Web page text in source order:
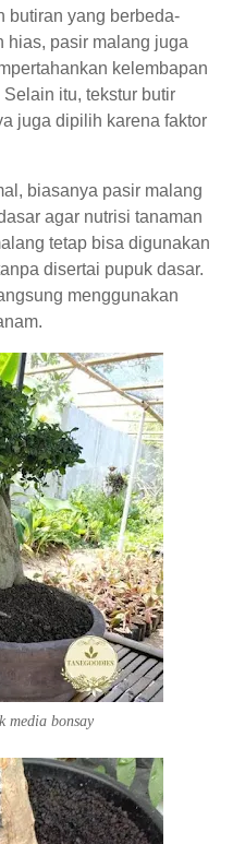
butiran yang berbeda-
hias, pasir malang juga
kelembapan
itu, tekstur butir
juga dipilih karena faktor
biasanya pasir malang
agar nutrisi tanaman
tetap bisa digunakan
disertai pupuk dasar.
menggunakan
media bonsay